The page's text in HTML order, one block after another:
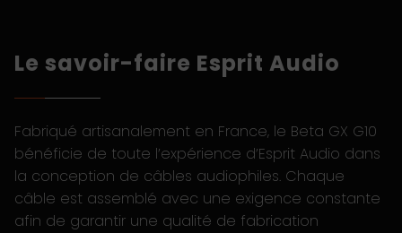
Le savoir-faire Esprit Audio
Fabriqué artisanalement en France, le Beta GX G10
bénéficie de toute l’expérience d’Esprit Audio dans
la conception de câbles audiophiles. Chaque
câble est assemblé avec une exigence constante
afin de garantir une qualité de fabrication